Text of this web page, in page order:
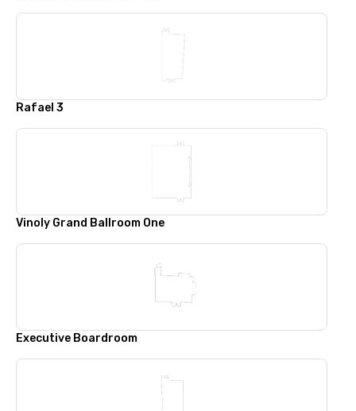
Rafael 3
Vinoly Grand Ballroom One
Executive Boardroom